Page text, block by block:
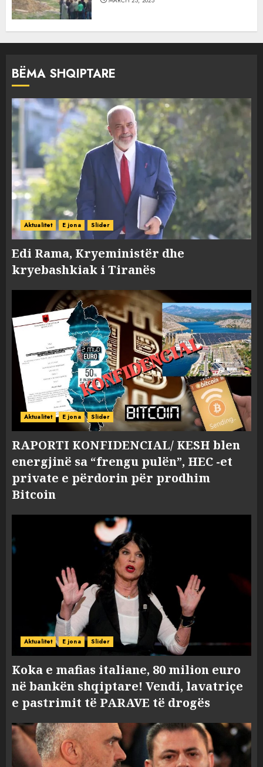
BËMA SHQIPTARE
Aktualitet E jona Slider
Edi Rama, Kryeministër dhe
kryebashkiak i Tiranës
Aktualitet E jona Slider
RAPORTI KONFIDENCIAL/ KESH blen
energjinë sa “frengu pulën”, HEC -et
private e përdorin për prodhim
Bitcoin
Aktualitet E jona Slider
Koka e mafias italiane, 80 milion euro
në bankën shqiptare! Vendi, lavatriçe
e pastrimit të PARAVE të drogës